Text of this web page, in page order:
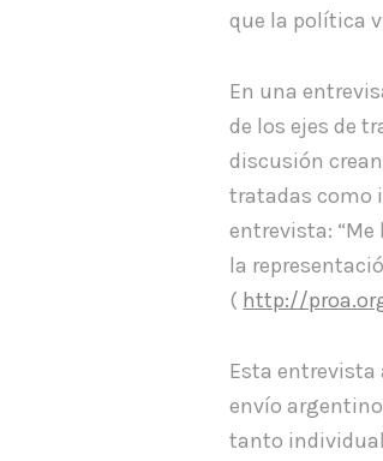
que la política
En una
de los ejes de
discusión
tratadas como
entrevista:
la
( http://
Esta entrevista
envío
tanto